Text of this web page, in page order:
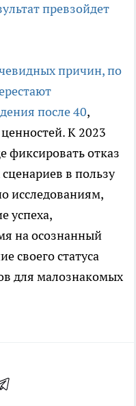
превзойдет
причин, по
после 40,
К 2023
фиксировать отказ
в пользу
исследованиям,
успеха,
на осознанный
своего статуса
для малознакомых